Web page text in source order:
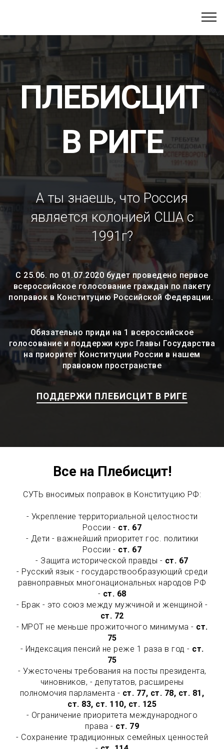
ПЛЕБИСЦИТ
В РИГЕ
А ты знаешь, что Россия
является колонией США с
1991г?
С 25.06. по 01.07.2020 будет проведено первое
всероссийское голосование граждан по пакету
поправок в Конституцию Российской Федерации.
Обязательно приди на 1 всероссийское
голосование и поддержи курс Главы Государства
на приоритет Конституции России в нашем
правовом пространстве
ПОДДЕРЖИ ПЛЕБИСЦИТ В РИГЕ
Все на Плебисцит!
СУТЬ вносимых поправок в Конституцию РФ:
- Укрепление территориальной целостности
России - ст. 67
- Дети - важнейший приоритет гос. политики
России - ст. 67
- Защита исторической правды - ст. 67
- Русский язык - государствообразующий среди
равноправных многонациональных народов РФ
- ст. 68
- Брак - это союз между мужчиной и женщиной -
ст. 72
- МРОТ не меньше прожиточного минимума - ст.
75
- Индексация пенсий не реже 1 раза в год - ст.
75
- Ужесточены требования на посты президента,
чиновников, - депутатов, расширены
полномочия парламента - ст. 77, ст. 78, ст. 81,
ст. 83, ст. 110, ст. 125
- Ограничение приоритета международного
права - ст. 79
- Сохранение традиционных семейных ценностей